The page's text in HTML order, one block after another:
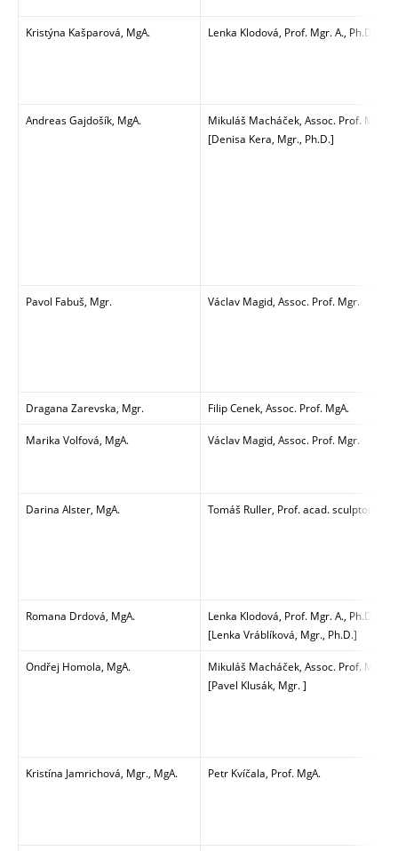
Kristýna Kašparová, MgA. Lenka Klodová, Prof. Mgr. A., Ph.D.
Andreas Gajdošík, MgA.
Mikuláš Macháček, Assoc. Prof. MgA.
[Denisa Kera, Mgr., Ph.D.]
Pavol Fabuš, Mgr. Václav Magid, Assoc. Prof. Mgr.
Dragana Zarevska, Mgr. Filip Cenek, Assoc. Prof. MgA.
Marika Volfová, MgA. Václav Magid, Assoc. Prof. Mgr.
Darina Alster, MgA. Tomáš Ruller, Prof. acad. sculptor
Romana Drdová, MgA.
Lenka Klodová, Prof. Mgr. A., Ph.D.
[Lenka Vráblíková, Mgr., Ph.D.]
Ondřej Homola, MgA.
Mikuláš Macháček, Assoc. Prof. MgA.
[Pavel Klusák, Mgr. ]
Kristína Jamrichová, Mgr., MgA. Petr Kvíčala, Prof. MgA.